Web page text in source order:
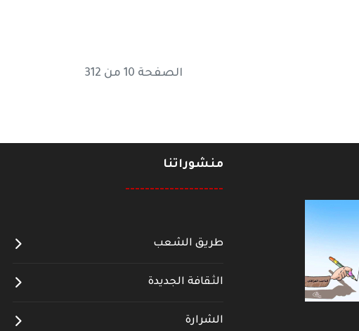
الصفحة 10 من 312
منشوراتنا
--------------------
طريق الشعب
الثقافة الجديدة
الشرارة